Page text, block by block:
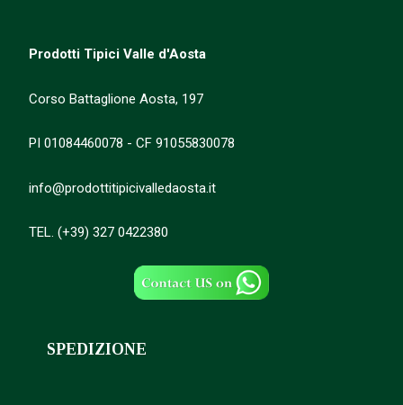
Prodotti Tipici Valle d'Aosta
Corso Battaglione Aosta, 197
PI 01084460078 - CF 91055830078
info@prodottitipicivalledaosta.it
TEL. (+39) 327 0422380
SPEDIZIONE